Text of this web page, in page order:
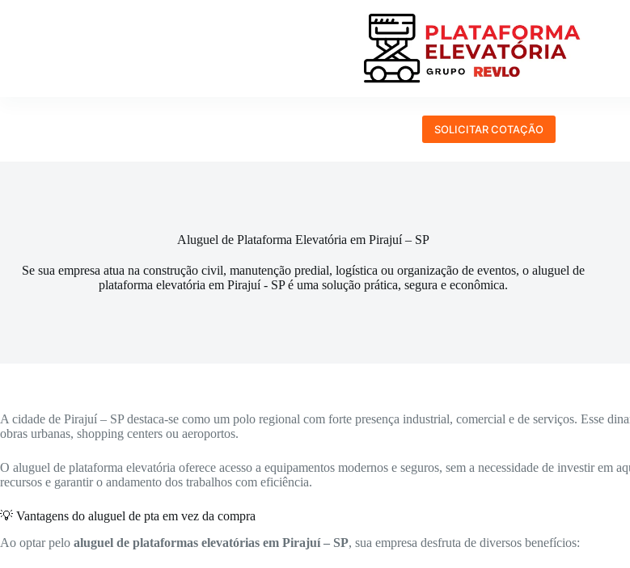
SOLICITAR COTAÇÃO
Aluguel de Plataforma Elevatória em Pirajuí – SP
Se sua empresa atua na construção civil, manutenção predial, logística ou organização de eventos, o aluguel de
plataforma elevatória em Pirajuí - SP é uma solução prática, segura e econômica.
A cidade de Pirajuí – SP destaca-se como um polo regional com forte presença industrial, comercial e de serviços. Esse
obras urbanas, shopping centers ou aeroportos.
O aluguel de plataforma elevatória oferece acesso a equipamentos modernos e seguros, sem a necessidade de investir em
recursos e garantir o andamento dos trabalhos com eficiência.
💡 Vantagens do aluguel de pta em vez da compra
Ao optar pelo aluguel de plataformas elevatórias em Pirajuí – SP, sua empresa desfruta de diversos benefícios: